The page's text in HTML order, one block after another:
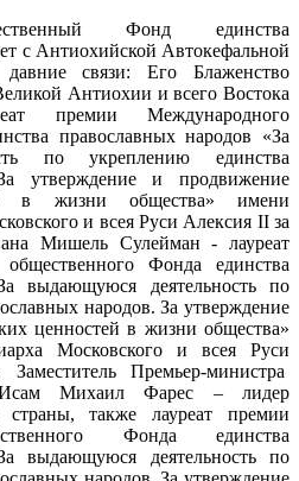
Фонд единства
с Антиохийской Автокефальной
связи: Его Блаженство
Антиохии и всего Востока
премии Международного
православных народов «За
по укреплению единства
утверждение и продвижение
в жизни общества» имени
и всея Руси Алексия II за
Мишель Сулейман - лауреат
Фонда единства
выдающуюся деятельность по
народов. За утверждение
ценностей в жизни общества»
Московского и всея Руси
Премьер-министра
Исам Михаил Фарес – лидер
страны, также лауреат премии
Фонда единства
выдающуюся деятельность по